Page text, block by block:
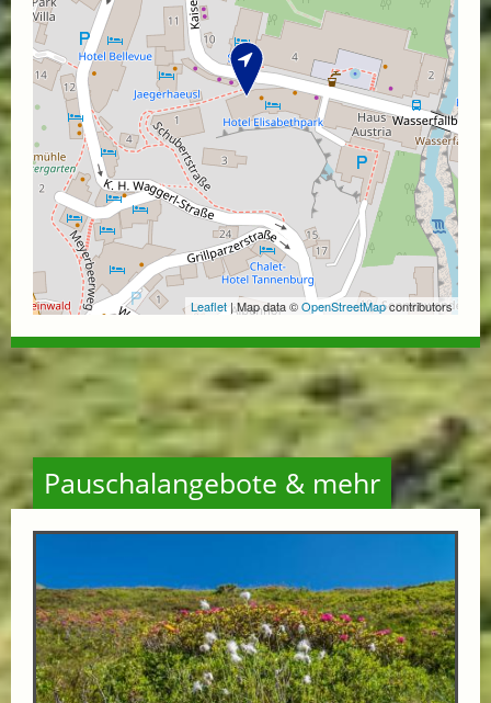
Leaflet | Map data ©OpenStreetMapcontributors
Pauschalangebote & mehr